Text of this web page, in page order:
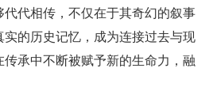
代代相传，不仅在于其奇幻的叙事
的历史记忆，成为连接过去与现
承中不断被赋予新的生命力，融